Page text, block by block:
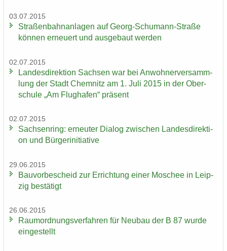
03.07.2015
Stra­ßen­bahn­an­la­gen auf Georg-​Schumann-Straße
kön­nen er­neu­ert und aus­ge­baut wer­den
02.07.2015
Lan­des­di­rek­ti­on Sach­sen war bei An­woh­ner­ver­samm­
lung der Stadt Chem­nitz am 1. Juli 2015 in der Ober­
schu­le „Am Flug­ha­fen“ prä­sent
02.07.2015
Sach­sen­ring: er­neu­ter Dia­log zwi­schen Lan­des­di­rek­ti­
on und Bür­ger­initia­ti­ve
29.06.2015
Bau­vor­be­scheid zur Er­rich­tung einer Mo­schee in Leip­
zig be­stä­tigt
26.06.2015
Raum­ord­nungs­ver­fah­ren für Neu­bau der B 87 wurde
ein­ge­stellt